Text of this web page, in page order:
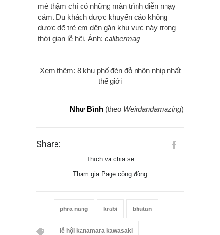
mẻ thậm chí có những màn trình diễn nhạy
cảm. Du khách được khuyến cáo không
được để trẻ em đến gần khu vực này trong
thời gian lễ hội. Ảnh: calibermag
Xem thêm: 8 khu phố đèn đỏ nhộn nhịp nhất
thế giới
Như Bình (theo Weirdandamazing)
Share:
Thích và chia sẻ
Tham gia Page cộng đồng
phra nang krabi bhutan
lễ hội kanamara kawasaki